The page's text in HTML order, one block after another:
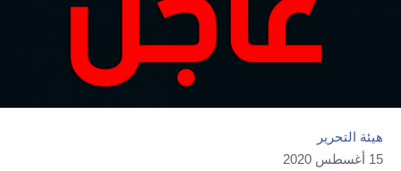
هيئة التحرير
15 أغسطس 2020